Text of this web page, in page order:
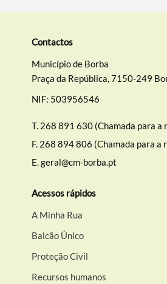
Contactos
Município de Borba
Praça da República, 7150-249
NIF: 503956546
T. 268 891 630 (Chamada para a
F. 268 894 806 (Chamada para a
E.geral@cm-borba.pt
Acessos rápidos
A Minha Rua
Balcão Único
Proteção Civil
Recursos humanos